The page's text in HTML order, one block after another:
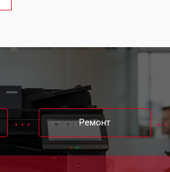
мин от 3500 ₽
60 мин от 2800 ₽
Ремонт